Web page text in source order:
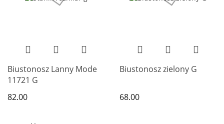
Biustonosz Lanny Mode
11721 G
82.00
Biustonosz zielony G
68.00